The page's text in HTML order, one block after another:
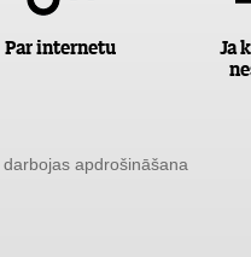
Par internetu
Ja
apdrošināšana